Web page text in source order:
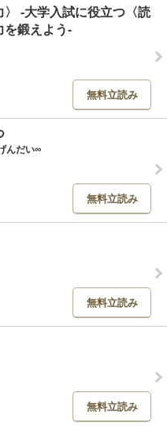
‐大学入試に役立つ〈読
鍛えよう‐
無料立読み
んだい∞
無料立読み
無料立読み
無料立読み